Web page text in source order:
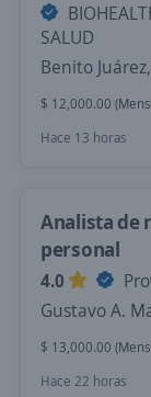
SALUD
Benito
$ 12,000.00
Hace 13 horas
Analista de
personal
4.0
Gustavo A.
$ 13,000.00
Hace 22 horas